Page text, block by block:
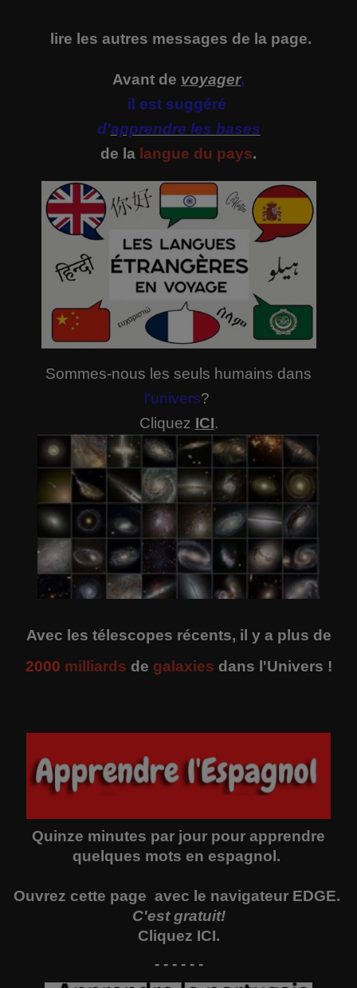
lire les autres messages de la page.
Avant de voyager,
il est suggéré
d'apprendre les bases
de la langue du pays.
Sommes-nous les seuls humains dans
l'univers?
Cliquez ICI.
Avec les télescopes récents, il y a plus de
2000 milliards de galaxies dans l'Univers !
Quinze minutes par jour pour apprendre
quelques mots en espagnol.
Ouvrez cette page avec le navigateur EDGE.
C'est gratuit!
Cliquez ICI.
- - - - - -